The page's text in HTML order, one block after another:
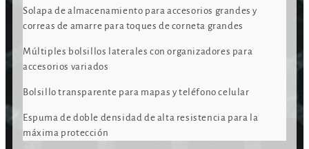
Solapa de almacenamiento para accesorios grandes y
correas de amarre para toques de corneta grandes
Múltiples bolsillos laterales con organizadores para
accesorios variados
Bolsillo transparente para mapas y teléfono celular
Espuma de doble densidad de alta resistencia para la
máxima protección